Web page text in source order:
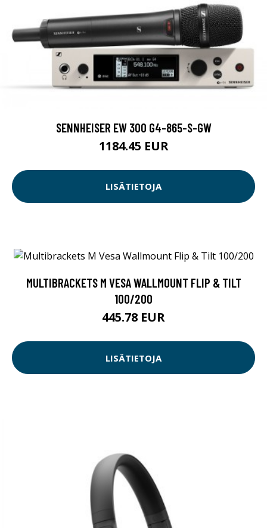
SENNHEISER EW 300 G4-865-S-GW
1184.45 EUR
LISÄTIETOJA
MULTIBRACKETS M VESA WALLMOUNT FLIP & TILT
100/200
445.78 EUR
LISÄTIETOJA